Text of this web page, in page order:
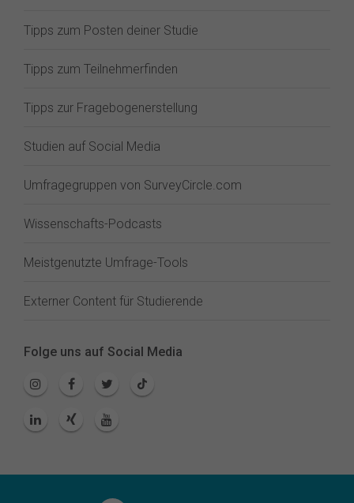
Tipps zum Posten deiner Studie
Tipps zum Teilnehmerfinden
Tipps zur Fragebogenerstellung
Studien auf Social Media
Umfragegruppen von SurveyCircle.com
Wissenschafts-Podcasts
Meistgenutzte Umfrage-Tools
Externer Content für Studierende
Folge uns auf Social Media